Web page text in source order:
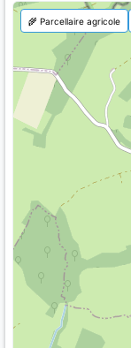
🌾 Parcellaire agricole